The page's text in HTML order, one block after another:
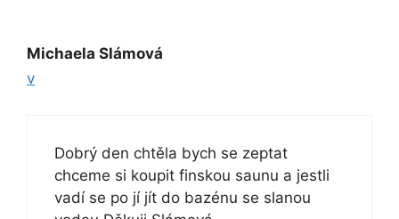
Michaela Slámová
v
Dobrý den chtěla bych se zeptat
chceme si koupit finskou saunu a jestli
vadí se po jí jít do bazénu se slanou